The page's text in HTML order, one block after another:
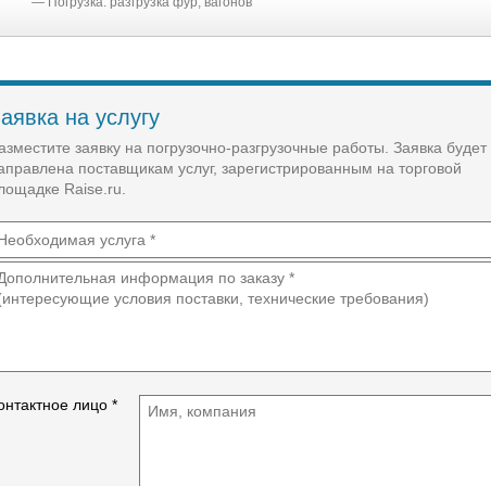
- Демонтажные работы, слом ветхих строений.
мусора. мебели, хлама
― Подъем строительных материалов .
― Земляные работы.
на услугу
заявку на погрузочно-разгрузочные работы. Заявка будет
поставщикам услуг, зарегистрированным на торговой
Raise.ru.
лицо *